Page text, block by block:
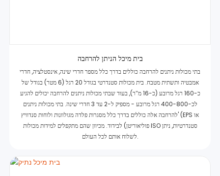
בית מיכל הניתן להרחבה
בתי מכולות ניתנים להרחבה כוללים בדרך כלל מספר חדרי שינה, אינסטלציה, חדרי
אמבטיה ותשתית מטבח. בית מכולות סטנדרטי בגודל 20 רגל (6 מטר) בגודל של
כ-160 רגל מרובע (כ-16 מ"ר), בעוד שבתי מכולות ניתנים להרחבה יכולים להגיע
לכ-400-800 רגל מרובע - מספיק ל-2 עד 3 חדרי שינה. בתי מכולות ניתנים
להרחבה אלה כוללים בדרך כלל מסגרות פלדה מגולוונות ולוחות סנדוויץ' (EPS או
פוליאוריטן) לבידוד. מכיוון שהם מתקפלים למידות מכולות ISO סטנדרטיות, ניתן
לשלוח אותם לכל העולם.